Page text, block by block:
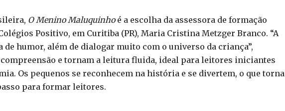
O Menino Maluquinhoé a escolha da assessora de formação
Positivo, em Curitiba (PR), Maria Cristina Metzger Branco. “A
humor, além de dialogar muito com o universo da criança”,
e tornam a leitura fluida, ideal para leitores iniciantes
Os pequenos se reconhecem na história e se divertem, o que torna
para formar leitores.